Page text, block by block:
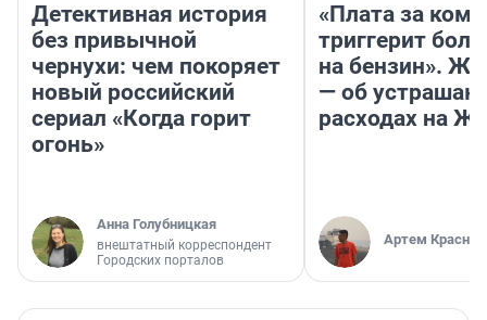
Детективная история
без привычной
чернухи: чем покоряет
новый российский
сериал «Когда горит
огонь»
Анна Голубницкая
внештатный корреспондент
Городских порталов
«Плата за
триггерит
на бензин».
— об
расходах на
Артем Краснов